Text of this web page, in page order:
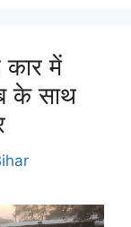
में
के साथ